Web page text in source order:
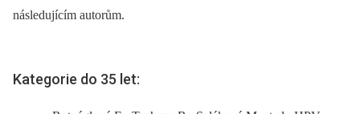
následujícím autorům.
Kategorie do 35 let: